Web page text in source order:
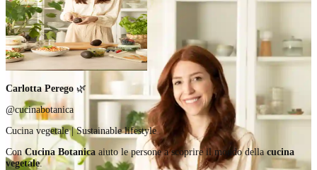
Carlotta Perego 🌿
@cucinabotanica
Cucina vegetale | Sustainable lifestyle
Con Cucina Botanica aiuto le persone a scoprire il mondo dellacucina
vegetale.